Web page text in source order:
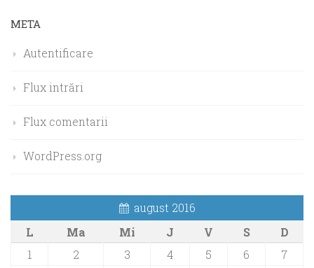
META
Autentificare
Flux intrări
Flux comentarii
WordPress.org
august 2016
L
Ma Mi J V S
D
1
2 3 4 5 6
7